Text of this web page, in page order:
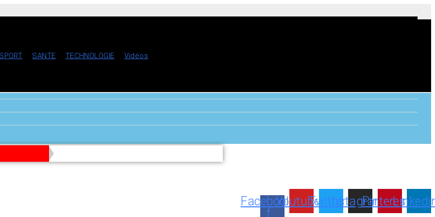
SPORT SANTE TECHNOLOGIE Vidéos
Facebook-
f
YoutubeTwitterInstagramPinterest